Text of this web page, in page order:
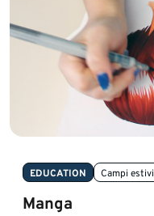
EDUCATION Campi estivi
Manga